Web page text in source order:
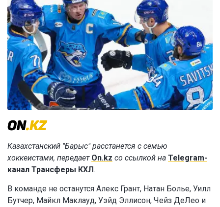
Казахстанский "Барыс" расстанется с семью
хоккеистами, передает On.kz со ссылкой на Telegram-
канал Трансферы КХЛ.
В команде не останутся Алекс Грант, Натан Болье, Уилл
Бутчер, Майкл Маклауд, Уэйд Эллисон, Чейз ДеЛео и